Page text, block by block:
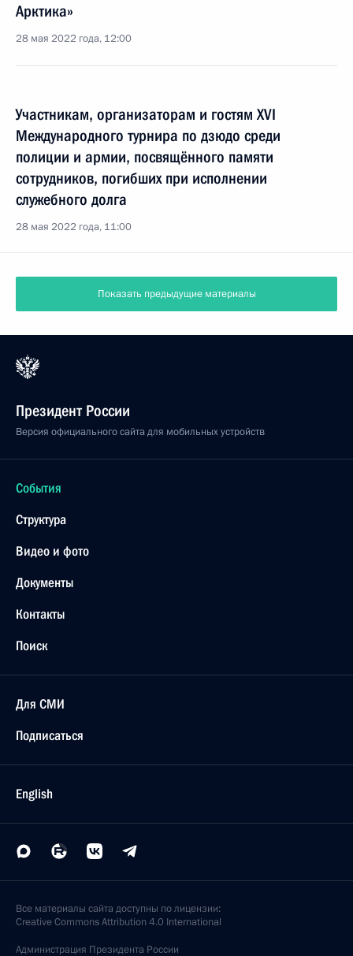
Арктика»
28 мая 2022 года, 12:00
Участникам, организаторам и гостям XVI
Международного турнира по дзюдо среди
полиции и армии, посвящённого памяти
сотрудников, погибших при исполнении
служебного долга
28 мая 2022 года, 11:00
Показать предыдущие материалы
Президент России
Версия официального сайта для мобильных устройств
События
Структура
Видео и фото
Документы
Контакты
Поиск
Для СМИ
Подписаться
English
Все материалы сайта доступны по лицензии:
Creative Commons Attribution 4.0 International
Администрация Президента России